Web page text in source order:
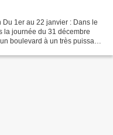
1er au 22 janvier : Dans le
la journée du 31 décembre
boulevard à un très puissant